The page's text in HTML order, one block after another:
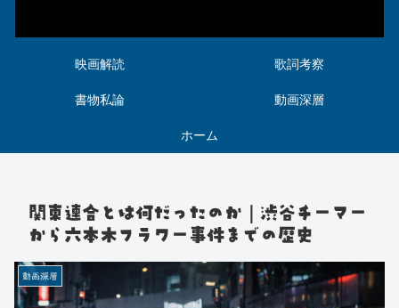
映画解読 歌詞考察
書物私論 動画深層
ホーム
関東連合とは何だったのか｜渋谷チーマー
から六本木フラワー事件までの歴史
動画深層